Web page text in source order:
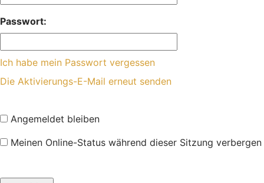
Passwort:
Ich habe mein Passwort vergessen
Die Aktivierungs-E-Mail erneut senden
Angemeldet bleiben
Meinen Online-Status während dieser Sitzung verbergen